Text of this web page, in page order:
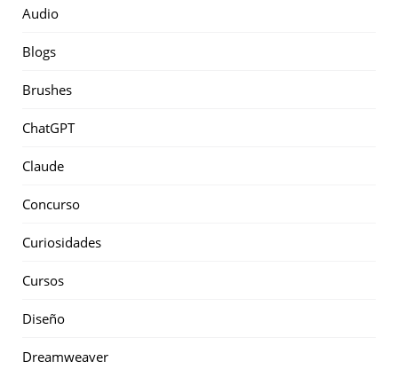
Audio
Blogs
Brushes
ChatGPT
Claude
Concurso
Curiosidades
Cursos
Diseño
Dreamweaver